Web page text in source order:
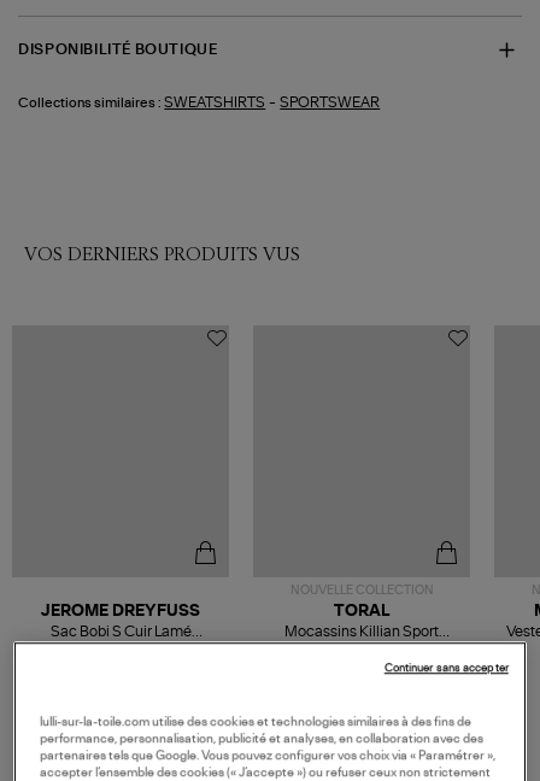
DISPONIBILITÉ BOUTIQUE
Collections similaires : SWEATSHIRTS -SPORTSWEAR
VOS DERNIERS PRODUITS VUS
JEROME DREYFUSS
Sac Bobi S Cuir Lamé
Champagne
NOUVELLE COLLECTION
TORAL
Mocassins Killian Sport
Mousse
lulli-sur-la-toile.com utilise des cookies et technologies similaires à des fins de
performance, personnalisation, publicité et analyses, en collaboration avec des
partenaires tels que Google. Vous pouvez configurer vos choix via « Paramétrer »,
accepter l’ensemble des cookies (« J’accepte ») ou refuser ceux non strictement
Continuer sans accepter